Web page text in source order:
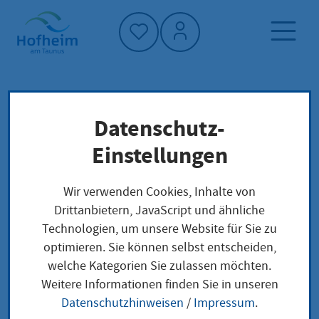
Startseite"
Dienstleistung-Finder
Lokale Anliegen
Übernahme der Schulgebühren für
Auszubildende in Gesundheitsberufen
beantragen
Übernahme der
Schulgebühren für
Datenschutz-
Einstellungen
Wir verwenden Cookies, Inhalte von
Drittanbietern, JavaScript und ähnliche
Technologien, um unsere Website für Sie zu
optimieren. Sie können selbst entscheiden,
welche Kategorien Sie zulassen möchten.
Weitere Informationen finden Sie in unseren
Datenschutzhinweisen / Impressum.